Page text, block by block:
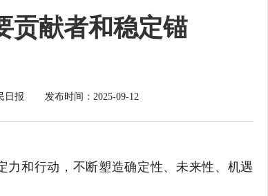
贡献者和稳定锚
日报 发布时间：2025-09-12
和行动，不断塑造确定性、未来性、机遇